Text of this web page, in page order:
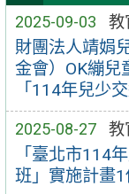
2025-09-03 教
財團法人靖娟
金會）OK繃兒
「114年兒少
2025-08-27 教
「臺北市114
班」實施計畫1